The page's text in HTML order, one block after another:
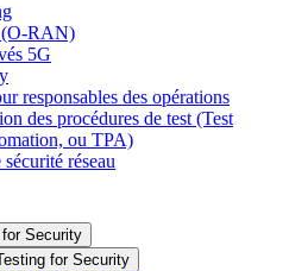
RAN)
5G
responsables des opérations
des procédures de test (Test
ou TPA)
réseau
for Security
for Security